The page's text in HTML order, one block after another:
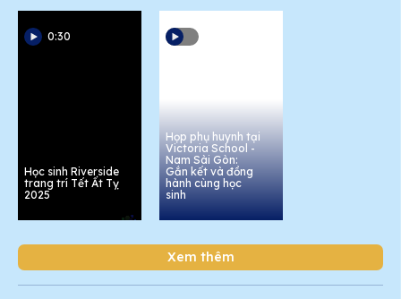
0:30
Học sinh Riverside
trang trí Tết Ất Tỵ
2025
Họp phụ huynh tại
Victoria School -
Nam Sài Gòn:
Gắn kết và đồng
hành cùng học
sinh
Xem thêm